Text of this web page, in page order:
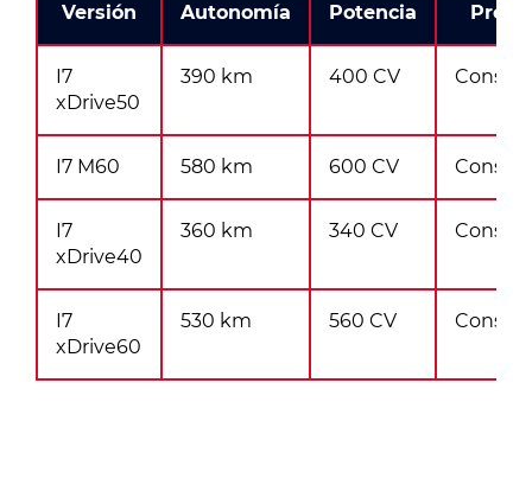
Versión Autonomía Potencia Precio
I7
xDrive50
390 km 400 CV
I7 M60 580 km 600 CV
I7
xDrive40
360 km 340 CV
I7
xDrive60
530 km 560 CV